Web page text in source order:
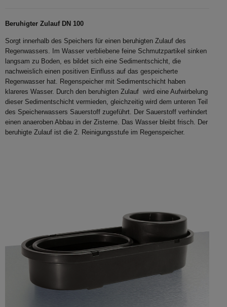
Beruhigter Zulauf DN 100
Sorgt innerhalb des Speichers für einen beruhigten Zulauf des
Regenwassers. Im Wasser verbliebene feine Schmutzpartikel sinken
langsam zu Boden, es bildet sich eine Sedimentschicht, die
nachweislich einen positiven Einfluss auf das gespeicherte
Regenwasser hat. Regenspeicher mit Sedimentschicht haben
klareres Wasser. Durch den beruhigten Zulauf wird eine Aufwirbelung
dieser Sedimentschicht vermieden, gleichzeitig wird dem unteren Teil
des Speicherwassers Sauerstoff zugeführt. Der Sauerstoff verhindert
einen anaeroben Abbau in der Zisterne. Das Wasser bleibt frisch. Der
beruhigte Zulauf ist die 2. Reinigungsstufe im Regenspeicher.